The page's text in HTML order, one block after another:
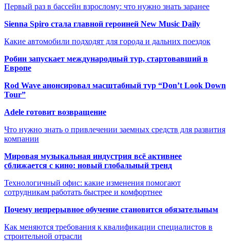
Первый раз в бассейн взрослому: что нужно знать заранее
Sienna Spiro стала главной героиней New Music Daily
Какие автомобили подходят для города и дальних поездок
Робин запускает международный тур, стартовавший в
Европе
Rod Wave анонсировал масштабный тур “Don’t Look Down
Tour”
Adele готовит возвращение
Что нужно знать о привлечении заемных средств для развития
компании
Мировая музыкальная индустрия всё активнее
сближается с кино: новый глобальный тренд
Технологичный офис: какие изменения помогают
сотрудникам работать быстрее и комфортнее
Почему непрерывное обучение становится обязательным
Как меняются требования к квалификации специалистов в
строительной отрасли